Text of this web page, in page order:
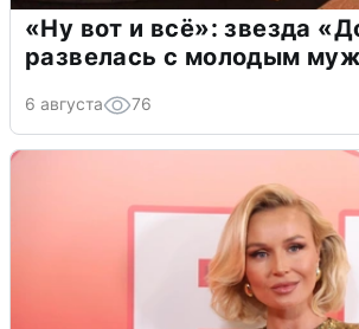
«Ну вот и всё»: звезда
развелась с молодым
6 августа 76